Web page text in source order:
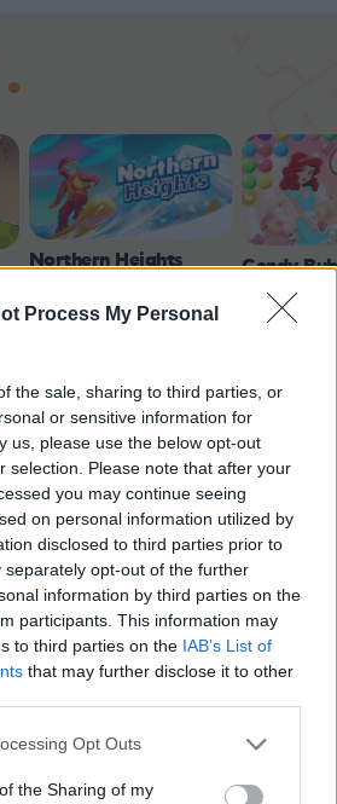
Process My Personal
the sale, sharing to third parties, or
or sensitive information for
us, please use the below opt-out
selection. Please note that after your
you may continue seeing
on personal information utilized by
disclosed to third parties prior to
separately opt-out of the further
information by third parties on the
participants. This information may
to third parties on the IAB’s List of
that may further disclose it to other
app uses one or more Google
or usage behaviour. You may click to
Opt Outs
the Sharing of my
Northern Heights Candy